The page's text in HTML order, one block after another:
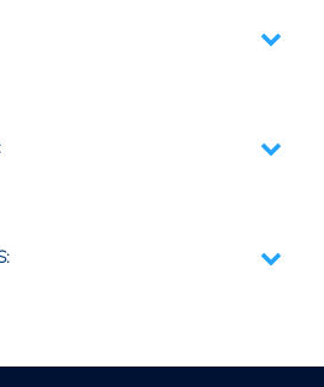
agropecuarios
agropecuarios